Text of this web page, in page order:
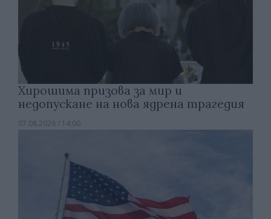
Хирошима призова за мир и
недопускане на нова ядрена трагедия
07.08.2026 / 14:00